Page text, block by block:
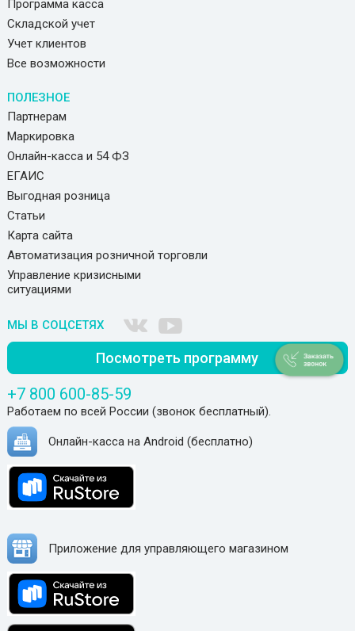
Программа касса
Складской учет
Учет клиентов
Все возможности
ПОЛЕЗНОЕ
Партнерам
Маркировка
Онлайн-касса и 54 ФЗ
ЕГАИС
Выгодная розница
Статьи
Карта сайта
Автоматизация розничной торговли
Управление кризисными
ситуациями
МЫ В СОЦСЕТЯХ
Посмотреть программу
+7 800 600-85-59
Работаем по всей России (звонок бесплатный).
Онлайн-касса на Android (бесплатно)
Приложение для управляющего магазином